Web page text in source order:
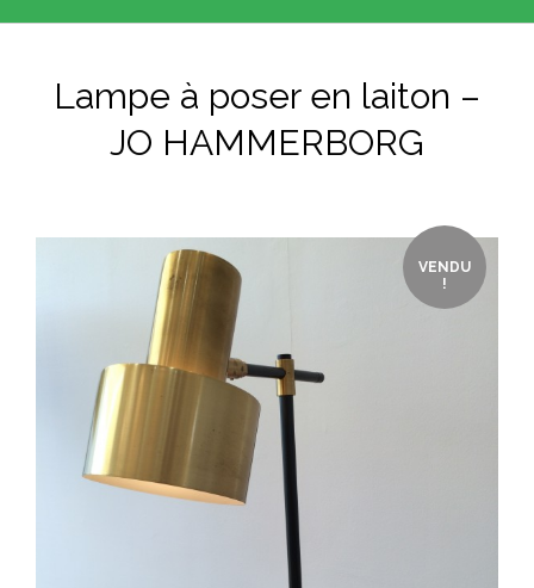
a
b
o
o
Lampe à poser en laiton –
JO HAMMERBORG
VENDU
!